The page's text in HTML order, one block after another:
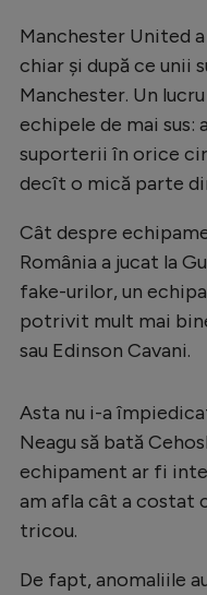
Manchester United
chiar și după ce unii
Manchester. Un
echipele de mai sus:
suporterii în orice
decît o mică parte
Cât despre
România a jucat la
fake-urilor, un
potrivit mult mai
sau Edinson Cavani.
Asta nu i-a
Neagu să bată
echipament ar fi
am afla cât a costat
tricou.
De fapt, anomaliile